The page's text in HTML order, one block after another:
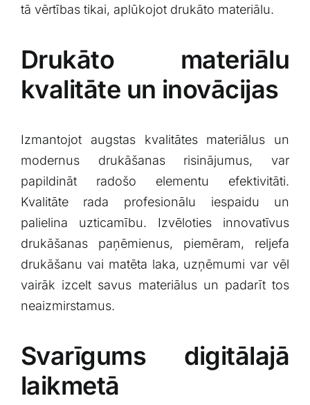
tā ​vērtības ⁢tikai, ‌aplūkojot drukāto materiālu.
Drukāto⁣ materiālu
kvalitāte‌ un inovācijas
Izmantojot​ augstas kvalitātes materiālus un
modernus drukāšanas risinājumus, var
papildināt‍ radošo elementu efektivitāti.‍
Kvalitāte rada ‌profesionālu iespaidu ⁢un
palielina‌ uzticamību. Izvēloties innovatīvus
drukāšanas paņēmienus, piemēram, reljefa
drukāšanu ⁢vai matēta⁣ laka, uzņēmumi ⁣var​ vēl
vairāk izcelt savus materiālus un padarīt tos
neaizmirstamus.
Svarīgums digitālajā
laikmetā